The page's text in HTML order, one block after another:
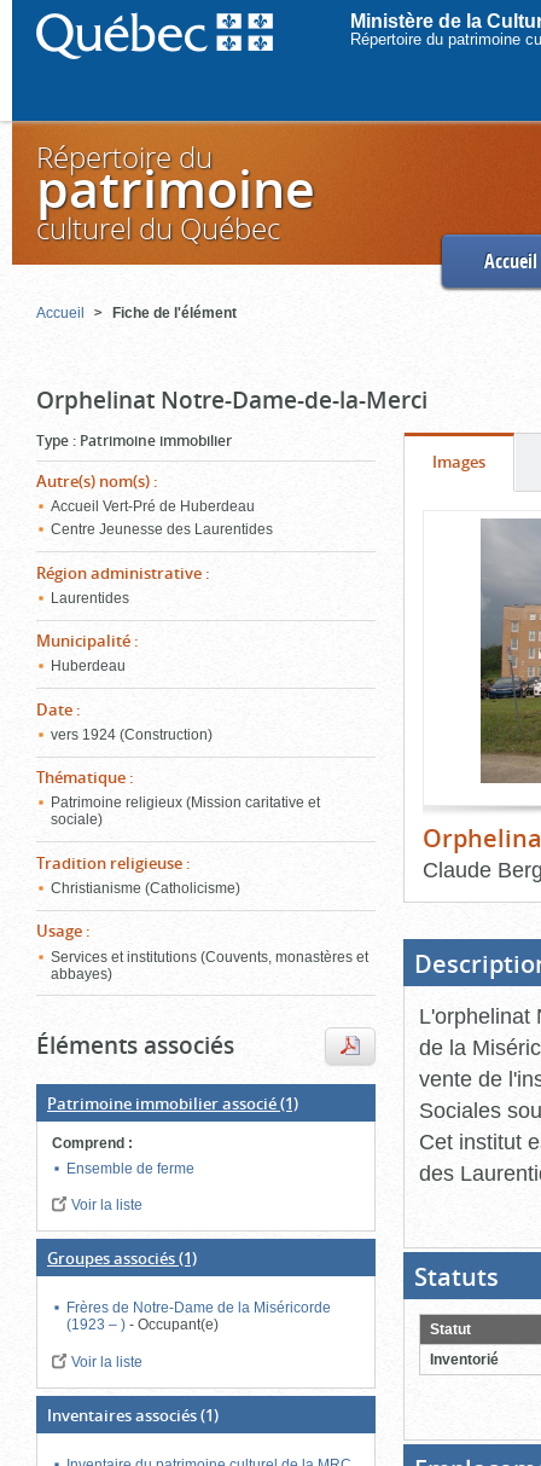
Ministère de la
Répertoire du patrimoine
Répertoire du
patrimoine
culturel du Québec
Accueil
Accueil Fiche de l'élément
Orphelinat Notre-Dame-de-la-Merci
Type : Patrimoine immobilier
Autre(s) nom(s) :
Accueil Vert-Pré de Huberdeau
Centre Jeunesse des Laurentides
Région administrative :
Laurentides
Municipalité :
Huberdeau
Date :
vers 1924 (Construction)
Thématique :
Patrimoine religieux (Mission caritative et
sociale)
Tradition religieuse :
Christianisme (Catholicisme)
Usage :
Services et institutions (Couvents, monastères et
abbayes)
Éléments associés
Patrimoine immobilier associé(1)
Comprend :
Ensemble de ferme
Voir la liste
Groupes associés(1)
Frères de Notre-Dame de la Miséricorde
(1923 – )-Occupant(e)
Voir la liste
Inventaires associés(1)
Onglet
Images(cliquer
pour
Contenu
Claude
bloc
d'onglets
L'orphelinat
de la
vente de
Sociales
Cet institut
des
Statuts
pour
Statut
Inventorié